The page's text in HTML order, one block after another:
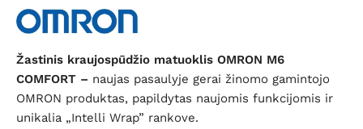
Žastinis kraujospūdžio matuoklis OMRON M6
COMFORT – naujas pasaulyje gerai žinomo gamintojo
OMRON produktas, papildytas naujomis funkcijomis ir
unikalia „Intelli Wrap” rankove.